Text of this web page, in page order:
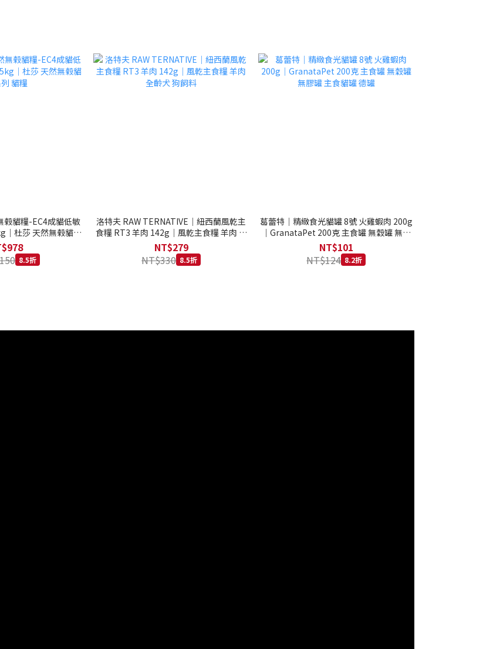
貓糧-EC4成貓低敏
｜杜莎 天然無榖貓糧
貓糧
8.5折
洛特夫 RAW TERNATIVE｜紐西蘭風乾主
食糧 RT3 羊肉 142g｜風乾主食糧 羊肉 全
齡犬 狗飼料
NT$279
NT$330 8.5折
葛蕾特｜精緻食光貓罐 8號 火雞蝦肉 200g
｜GranataPet 200克 主食罐 無穀罐 無膠
罐 主食貓罐 德罐
NT$101
NT$124 8.2折